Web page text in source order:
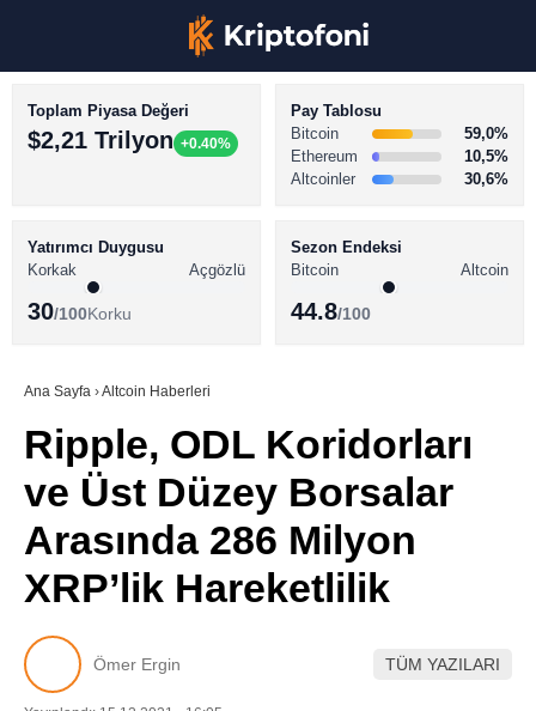
Youtube
TikTok
BİTCOİN HABERLERİ
ALTCOİN HABERLERİ
SÖZLÜK
Toplam Piyasa Değeri
$2,21 Trilyon +0.40%
Pay Tablosu
Bitcoin
59,0%
Ethereum
10,5%
Altcoinler
30,6%
Yatırımcı Duygusu
Korkak
Açgözlü
30/100Korku
Sezon Endeksi
Bitcoin
Altcoin
44.8/100
Ana Sayfa ›Altcoin Haberleri
Ripple, ODL Koridorları
ve Üst Düzey Borsalar
Arasında 286 Milyon
XRP’lik Hareketlilik
Ömer Ergin TÜM YAZILARI